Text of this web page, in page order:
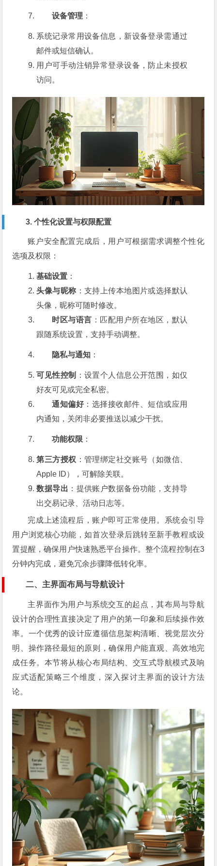
设备管理 ：
系统记录常用设备信息，新设备登录需通过
邮件或短信确认。
用户可手动注销异常登录设备，防止未授权
访问。
3. 个性化设置与权限配置
账户安全配置完成后，用户可根据需求调整个性化
选项及权限：
基础设置 ：
头像与昵称 ：支持上传本地图片或选择默认
头像，昵称可随时修改。
时区与语言 ：匹配用户所在地区，默认
跟随系统设置，支持手动调整。
隐私与通知 ：
可见性控制
：设置个人信息公开范围，如仅
好友可见或完全私密。
通知偏好：选择接收邮件、短信或应用
内通知，关闭非必要推送以减少干扰。
功能权限 ：
第三方授权 ：管理绑定社交账号（如微信、
Apple ID），可解除关联。
数据导出 ：提供账户数据备份功能，支持导
出交易记录、活动日志等。
完成上述流程后，账户即可正常使用。系统会引导
用户浏览核心功能，如首次登录后跳转至新手教程或设
置提醒，确保用户快速熟悉平台操作。整个流程控制在3
分钟内完成，避免冗余步骤降低转化率。
二、主界面布局与导航设计
主界面作为用户与系统交互的起点，其布局与导航
设计的合理性直接决定了用户的第一印象和后续操作效
率。一个优秀的设计应遵循信息架构清晰、视觉层次分
明、操作路径最短的原则，确保用户能直观、高效地完
成任务。本节将从核心布局结构、交互式导航模式及响
应式适配策略三个维度，深入探讨主界面的设计方法
论。